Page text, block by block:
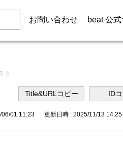
お問い合わせ beat 公式
ト
06/01 11:23 更新日時 : 2025/11/13 14:25